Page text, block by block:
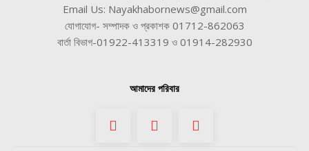
Email Us: Nayakhabornews@gmail.com
যোগাযোগ- সম্পাদক ও প্রকাশক 01712-862063
বার্তা বিভাগ-01922-413319 ও 01914-282930
আমাদের পরিবার